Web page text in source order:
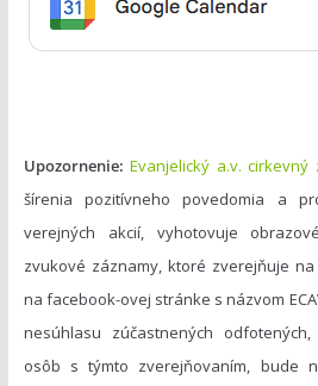
Upozornenie: Evanjelický a.v.
šírenia pozitívneho povedomia a
verejných akcií, vyhotovuje
zvukové záznamy, ktoré zverejňuje
na facebook-ovej stránke s názvom
nesúhlasu zúčastnených
osôb s týmto zverejňovaním, bude